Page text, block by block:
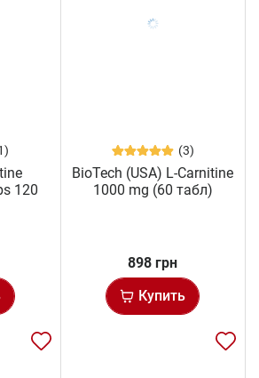
120
(3)
BioTech (USA) L-Carnitine
1000 mg (60 табл)
898 грн
Купить